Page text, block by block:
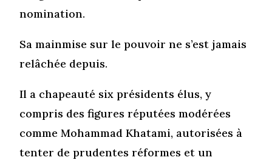
nomination.
Sa mainmise sur le pouvoir ne s’est jamais
relâchée depuis.
Il a chapeauté six présidents élus, y
compris des figures réputées modérées
comme Mohammad Khatami, autorisées à
tenter de prudentes réformes et un